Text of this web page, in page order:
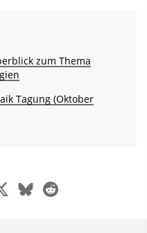
zum Thema
Tagung (Oktober
blueskyreddit